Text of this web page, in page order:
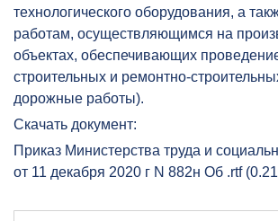
технологического оборудования, а
работам, осуществляющимся на
объектах, обеспечивающих
строительных и ремонтно-
дорожные работы).
Скачать документ:
Приказ Министерства труда и
от 11 декабря 2020 г N 882н Об .rtf